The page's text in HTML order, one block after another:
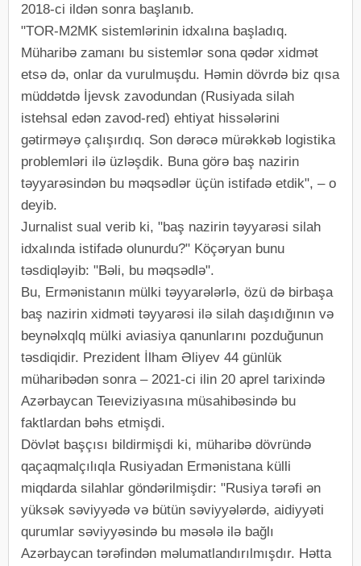
2018-ci ildən sonra başlanıb.
"TOR-M2MK sistemlərinin idxalına başladıq.
Müharibə zamanı bu sistemlər sona qədər xidmət
etsə də, onlar da vurulmuşdu. Həmin dövrdə biz qısa
müddətdə İjevsk zavodundan (Rusiyada silah
istehsal edən zavod-red) ehtiyat hissələrini
gətirməyə çalışırdıq. Son dərəcə mürəkkəb logistika
problemləri ilə üzləşdik. Buna görə baş nazirin
təyyarəsindən bu məqsədlər üçün istifadə etdik", – o
deyib.
Jurnalist sual verib ki, "baş nazirin təyyarəsi silah
idxalında istifadə olunurdu?" Köçəryan bunu
təsdiqləyib: "Bəli, bu məqsədlə".
Bu, Ermənistanın mülki təyyarələrlə, özü də birbaşa
baş nazirin xidməti təyyarəsi ilə silah daşıdığının və
beynəlxqlq mülki aviasiya qanunlarını pozduğunun
təsdiqidir. Prezident İlham Əliyev 44 günlük
müharibədən sonra – 2021-ci ilin 20 aprel tarixində
Azərbaycan Teıeviziyasına müsahibəsində bu
faktlardan bəhs etmişdi.
Dövlət başçısı bildirmişdi ki, müharibə dövründə
qaçaqmalçılıqla Rusiyadan Ermənistana külli
miqdarda silahlar göndərilmişdir: "Rusiya tərəfi ən
yüksək səviyyədə və bütün səviyyələrdə, aidiyyəti
qurumlar səviyyəsində bu məsələ ilə bağlı
Azərbaycan tərəfindən məlumatlandırılmışdır. Hətta